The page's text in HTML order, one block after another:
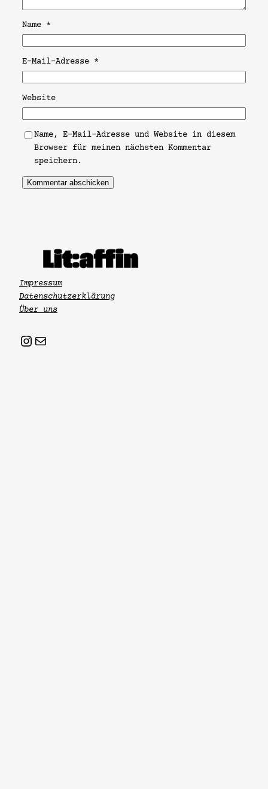
Name *
E-Mail-Adresse *
Website
Name, E-Mail-Adresse und Website in diesem
Browser für meinen nächsten Kommentar
speichern.
Impressum
Datenschutzerklärung
Über uns
Instagram
Mail